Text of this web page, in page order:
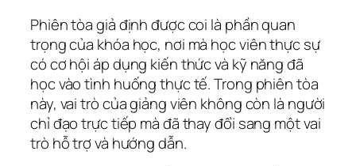
Phiên tòa giả định được coi là phần quan
trọng của khóa học, nơi mà học viên thực sự
có cơ hội áp dụng kiến thức và kỹ năng đã
học vào tình huống thực tế. Trong phiên tòa
này, vai trò của giảng viên không còn là người
chỉ đạo trực tiếp mà đã thay đổi sang một vai
trò hỗ trợ và hướng dẫn.